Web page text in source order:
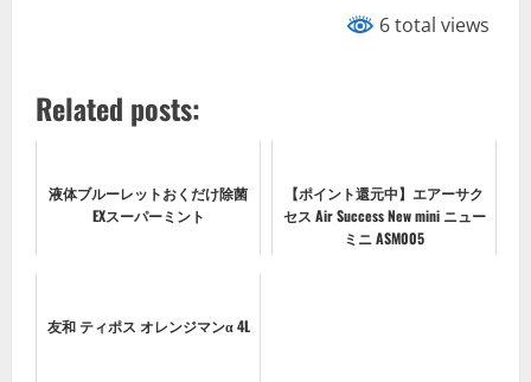
6 total views
Related posts:
液体ブルーレットおくだけ除菌
EXスーパーミント
【ポイント還元中】エアーサク
セス Air Success New mini ニュー
ミニ ASM005
友和 ティポス オレンジマンα 4L